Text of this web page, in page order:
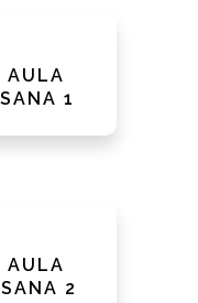
AULA
1
AULA
2